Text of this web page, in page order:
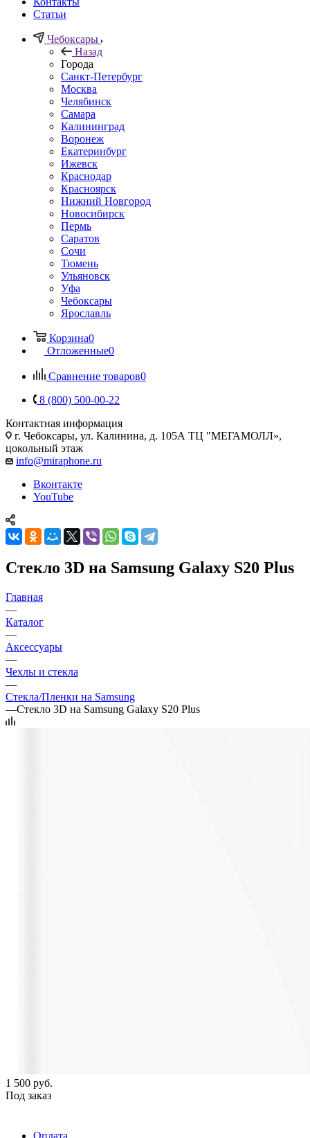
Статьи
Чебоксары
Назад
Города
Санкт-Петербург
Москва
Челябинск
Самара
Калининград
Воронеж
Екатеринбург
Ижевск
Краснодар
Красноярск
Нижний Новгород
Новосибирск
Пермь
Саратов
Сочи
Тюмень
Ульяновск
Уфа
Чебоксары
Ярославль
Корзина0
Отложенные0
Сравнение товаров0
8 (800) 500-00-22
Контактная информация
г. Чебоксары, ул. Калинина, д. 105А ТЦ "МЕГАМОЛЛ»,
цокольный этаж
info@miraphone.ru
Вконтакте
YouTube
Стекло 3D на Samsung Galaxy S20 Plus
Главная
—
Каталог
—
Аксессуары
—
Чехлы и стекла
—
Стекла/Пленки на Samsung
—Стекло 3D на Samsung Galaxy S20 Plus
1 500 руб.
Под заказ
Оплата